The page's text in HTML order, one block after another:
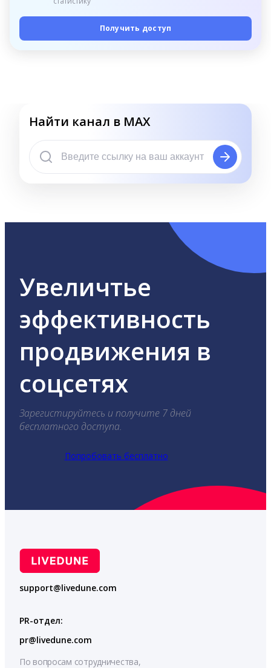
Получить доступ
Найти канал в MAX
Увеличтье
эффективность
продвижения в
соцсетях
Зарегистируйтесь и получите 7 дней
бесплатного доступа.
Попробовать бесплатно
support@livedune.com
PR-отдел:
pr@livedune.com
По вопросам сотрудничества,